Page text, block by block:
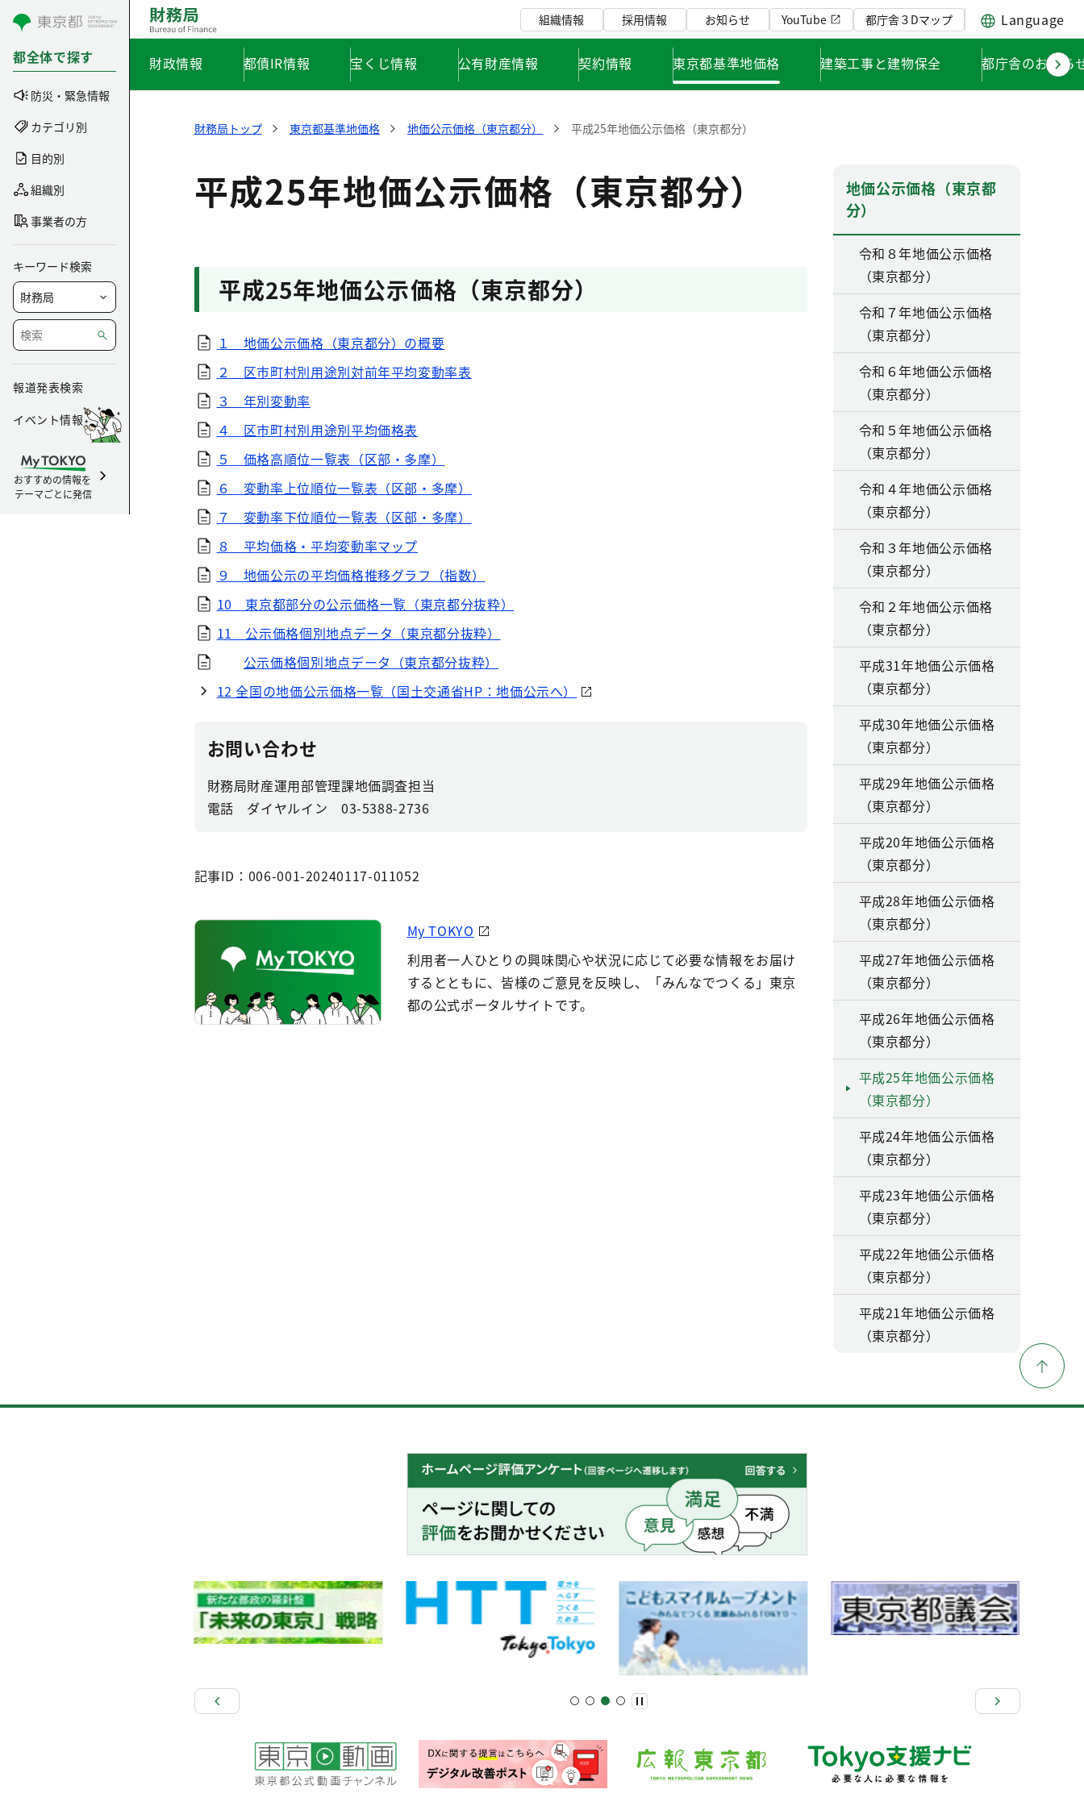
コンテンツにスキップ
都全体で探す
防災・緊急情報
カテゴリ別
目的別
組織別
事業者の方
キーワード検索
報道発表検索
イベント情報
おすすめの情報を
テーマごとに発信
組織情報 採用情報 お知らせ YouTube 都庁舎３Dマップ Language
財政情報 都債IR情報 宝くじ情報 公有財産情報 契約情報 東京都基準地価格 建築工事と建物保全 都庁舎のお知ら
財務局トップ 東京都基準地価格 地価公示価格（東京都分） 平成25年地価公示価格（東京都分）
平成25年地価公示価格（東京都分）
平成25年地価公示価格（東京都分）
１ 地価公示価格（東京都分）の概要
２ 区市町村別用途別対前年平均変動率表
３ 年別変動率
４ 区市町村別用途別平均価格表
５ 価格高順位一覧表（区部・多摩）
６ 変動率上位順位一覧表（区部・多摩）
７ 変動率下位順位一覧表（区部・多摩）
８ 平均価格・平均変動率マップ
９ 地価公示の平均価格推移グラフ（指数）
10 東京都部分の公示価格一覧（東京都分抜粋）
11 公示価格個別地点データ（東京都分抜粋）
公示価格個別地点データ（東京都分抜粋）
12 全国の地価公示価格一覧（国土交通省HP：地価公示へ）
お問い合わせ
財務局財産運用部管理課地価調査担当
電話 ダイヤルイン 03-5388-2736
記事ID：006-001-20240117-011052
My TOKYO
利用者一人ひとりの興味関心や状況に応じて必要な情報をお届け
するとともに、皆様のご意見を反映し、「みんなでつくる」東京
都の公式ポータルサイトです。
地価公示価格（東京都
分）
令和８年地価公示価格
（東京都分）
令和７年地価公示価格
（東京都分）
令和６年地価公示価格
（東京都分）
令和５年地価公示価格
（東京都分）
令和４年地価公示価格
（東京都分）
令和３年地価公示価格
（東京都分）
令和２年地価公示価格
（東京都分）
平成31年地価公示価格
（東京都分）
平成30年地価公示価格
（東京都分）
平成29年地価公示価格
（東京都分）
平成20年地価公示価格
（東京都分）
平成28年地価公示価格
（東京都分）
平成27年地価公示価格
（東京都分）
平成26年地価公示価格
（東京都分）
平成25年地価公示価格
（東京都分）
平成24年地価公示価格
（東京都分）
平成23年地価公示価格
（東京都分）
平成22年地価公示価格
（東京都分）
平成21年地価公示価格
（東京都分）